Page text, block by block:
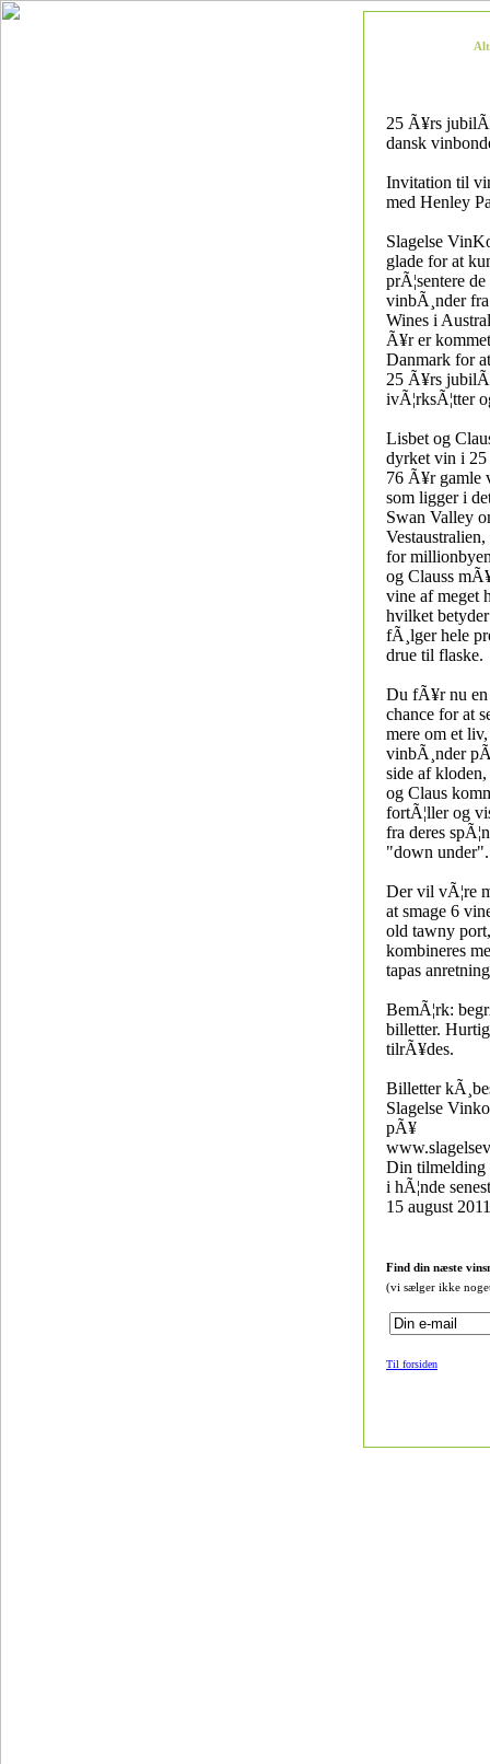
25 Ã¥rs
dansk
Invitation til
med Henley
Slagelse
glade for at
prÃ¦sentere
vinbÃ¸nder
Wines i
Ã¥r er
Danmark for
25 Ã¥rs
ivÃ¦rksÃ¦tter
Lisbet og
dyrket vin i
76 Ã¥r gamle
som ligger i
Swan Valley
for
og Clauss
vine af meget
hvilket
fÃ¸lger hele
drue til flaske.
Du fÃ¥r nu en
chance for at
mere om et
vinbÃ¸nder
side af
og Claus
fortÃ¦ller og
fra deres
"down under".
Der vil vÃ¦re
at smage 6
old tawny
kombineres
tapas
BemÃ¦rk:
billetter.
tilrÃ¥des.
Billetter
Slagelse
pÃ¥
Din tilmelding
i hÃ¦nde
15 august 2011
Find din næste
(vi sælger ikke
Til forsiden